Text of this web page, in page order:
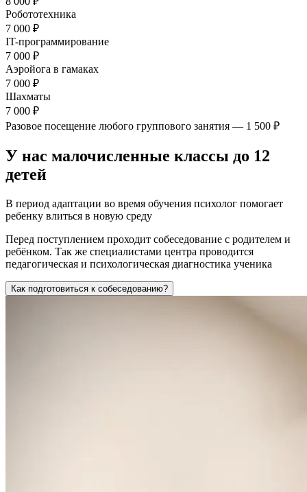
Робототехника
7 000 ₽
IT-программирование
7 000 ₽
Аэройога в гамаках
7 000 ₽
Шахматы
7 000 ₽
Разовое посещение любого группового занятия — 1 500 ₽
У нас малочисленные классы до 12
детей
В период адаптации во время обучения психолог помогает
ребенку влиться в новую среду
Перед поступлением проходит собеседование с родителем и
ребёнком. Так же специалистами центра проводится
педагогическая и психологическая диагностика ученика
Как подготовиться к собеседованию?